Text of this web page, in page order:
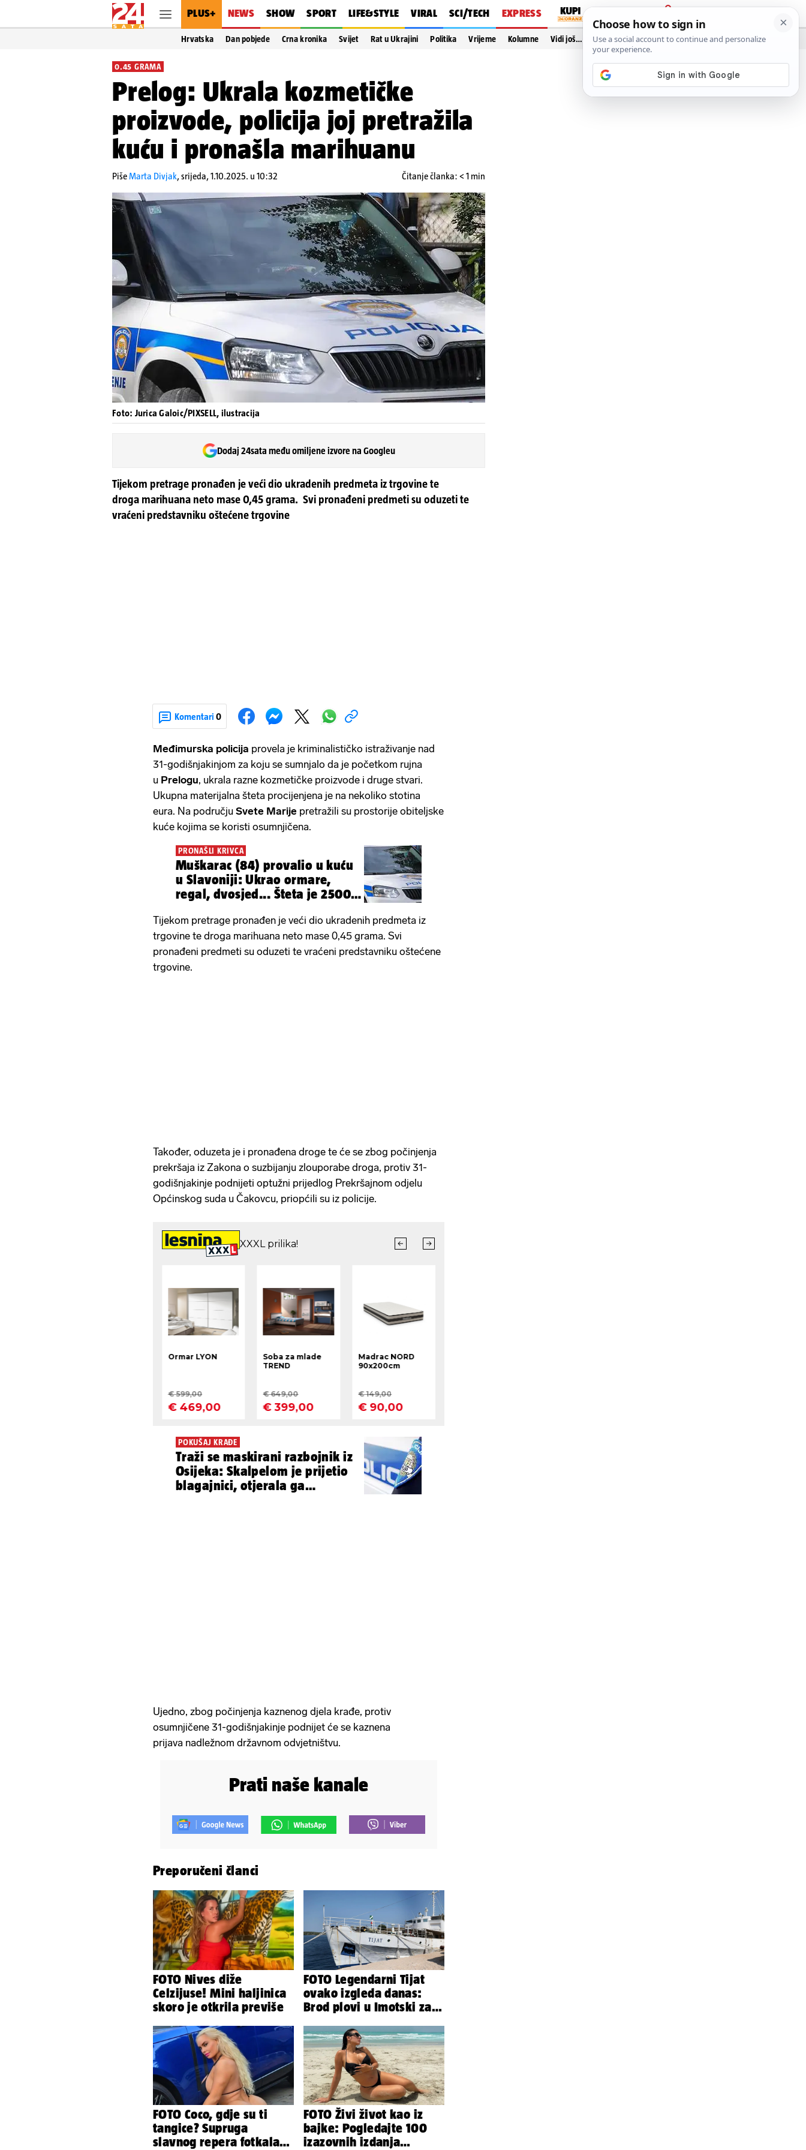
PLUS+ NEWS SHOW SPORT LIFE&STYLE VIRAL SCI/TECH EXPRESS
PRIJAVA
Hrvatska Dan pobjede Crna kronika Svijet Rat u Ukrajini Politika Vrijeme Kolumne Vidi još…
0.45 GRAMA
Prelog: Ukrala kozmetičke
proizvode, policija joj pretražila
kuću i pronašla marihuanu
PišeMarta Divjak,srijeda, 1.10.2025. u 10:32 Čitanje članka: < 1 min
Foto: Jurica Galoic/PIXSELL, ilustracija
Dodaj 24sata među omiljene izvore na Googleu
Tijekom pretrage pronađen je veći dio ukradenih predmeta iz trgovine te
droga marihuana neto mase 0,45 grama. Svi pronađeni predmeti su oduzeti te
vraćeni predstavniku oštećene trgovine
Komentari 0
Međimurska policija provela je kriminalističko istraživanje nad
31-godišnjakinjom za koju se sumnjalo da je početkom rujna
u Prelogu, ukrala razne kozmetičke proizvode i druge stvari.
Ukupna materijalna šteta procijenjena je na nekoliko stotina
eura. Na području Svete Marije pretražili su prostorije obiteljske
kuće kojima se koristi osumnjičena.
PRONAŠLI KRIVCA
Muškarac (84) provalio u kuću
u Slavoniji: Ukrao ormare,
regal, dvosjed... Šteta je 2500
Tijekom pretrage pronađen je veći dio ukradenih predmeta iz
trgovine te droga marihuana neto mase 0,45 grama. Svi
pronađeni predmeti su oduzeti te vraćeni predstavniku oštećene
trgovine.
Također, oduzeta je i pronađena droge te će se zbog počinjenja
prekršaja iz Zakona o suzbijanju zlouporabe droga, protiv 31-
godišnjakinje podnijeti optužni prijedlog Prekršajnom odjelu
Općinskog suda u Čakovcu, priopćili su iz policije.
POKUŠAJ KRAĐE
Traži se maskirani razbojnik iz
Osijeka: Skalpelom je prijetio
blagajnici, otjerala ga
Ujedno, zbog počinjenja kaznenog djela krađe, protiv
osumnjičene 31-godišnjakinje podnijet će se kaznena
prijava nadležnom državnom odvjetništvu.
Prati naše kanale
Preporučeni članci
FOTO Nives diže
Celzijuse! Mini haljinica
skoro je otkrila previše
FOTO Legendarni Tijat
ovako izgleda danas:
Brod plovi u Imotski za
FOTO Coco, gdje su ti
tangice? Supruga
slavnog repera fotkala
FOTO Živi život kao iz
bajke: Pogledajte 100
izazovnih izdanja